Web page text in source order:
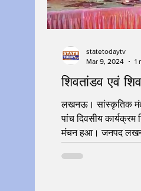
शिवतांडव एवं
लखनऊ। सांस्कृतिक
पांच दिवसीय कार्यक्रम
मंचन हुआ। जनपद
statetodaytv
Mar 9, 2024
1